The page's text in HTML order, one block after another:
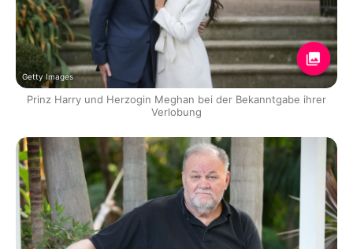
Getty Images
Prinz Harry und Herzogin Meghan bei der Bekanntgabe ihrer
Verlobung